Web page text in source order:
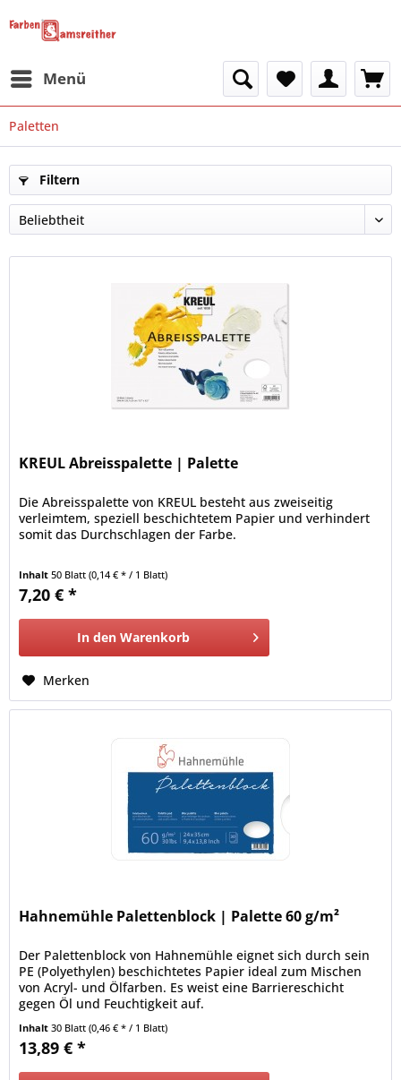
Menü
Paletten
Filtern
KREUL Abreisspalette | Palette
Die Abreisspalette von KREUL besteht aus zweiseitig
verleimtem, speziell beschichtetem Papier und verhindert
somit das Durchschlagen der Farbe.
Inhalt50 Blatt(0,14 € * / 1 Blatt)
7,20 € *
In den Warenkorb
Merken
Hahnemühle Palettenblock | Palette 60 g/m²
Der Palettenblock von Hahnemühle eignet sich durch sein
PE (Polyethylen) beschichtetes Papier ideal zum Mischen
von Acryl- und Ölfarben. Es weist eine Barriereschicht
gegen Öl und Feuchtigkeit auf.
Inhalt30 Blatt(0,46 € * / 1 Blatt)
13,89 € *